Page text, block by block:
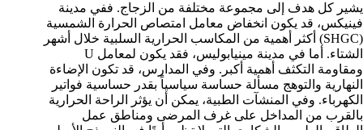
يشير كل هدف إلى مجموعة مختلفة من الزجاج. ففي مدينة
فينيكس، قد يكون انخفاض معامل امتصاص الحرارة الشمسية
(SHGC) أكثر أهمية من المكاسب الحرارية السلبية خلال أشهر
الشتاء. أما في مدينة مينيابوليس، فقد يكون لمعامل U
ومقاومة التكثف أهمية أكبر. وفي المدارس، قد تكون الإضاءة
النهارية والتوهج مسألة حساسة سياسياً بقدر حساسية فواتير
الكهرباء. وفي المنشآت الطبية، يمكن أن يؤثر الراحة الحرارية
بالقرب من المداخل على غرف المرضى ومناطق عمل